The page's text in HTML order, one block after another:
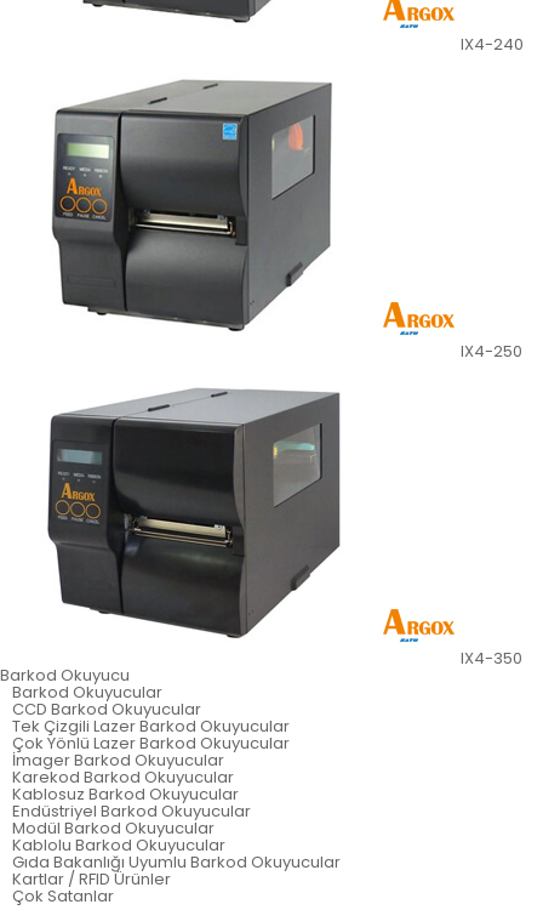
IX4-240
IX4-250
IX4-350
Barkod Okuyucu
Barkod Okuyucular
CCD Barkod Okuyucular
Tek Çizgili Lazer Barkod Okuyucular
Çok Yönlü Lazer Barkod Okuyucular
İmager Barkod Okuyucular
Karekod Barkod Okuyucular
Kablosuz Barkod Okuyucular
Endüstriyel Barkod Okuyucular
Modül Barkod Okuyucular
Kablolu Barkod Okuyucular
Gıda Bakanlığı Uyumlu Barkod Okuyucular
Kartlar / RFID Ürünler
Çok Satanlar